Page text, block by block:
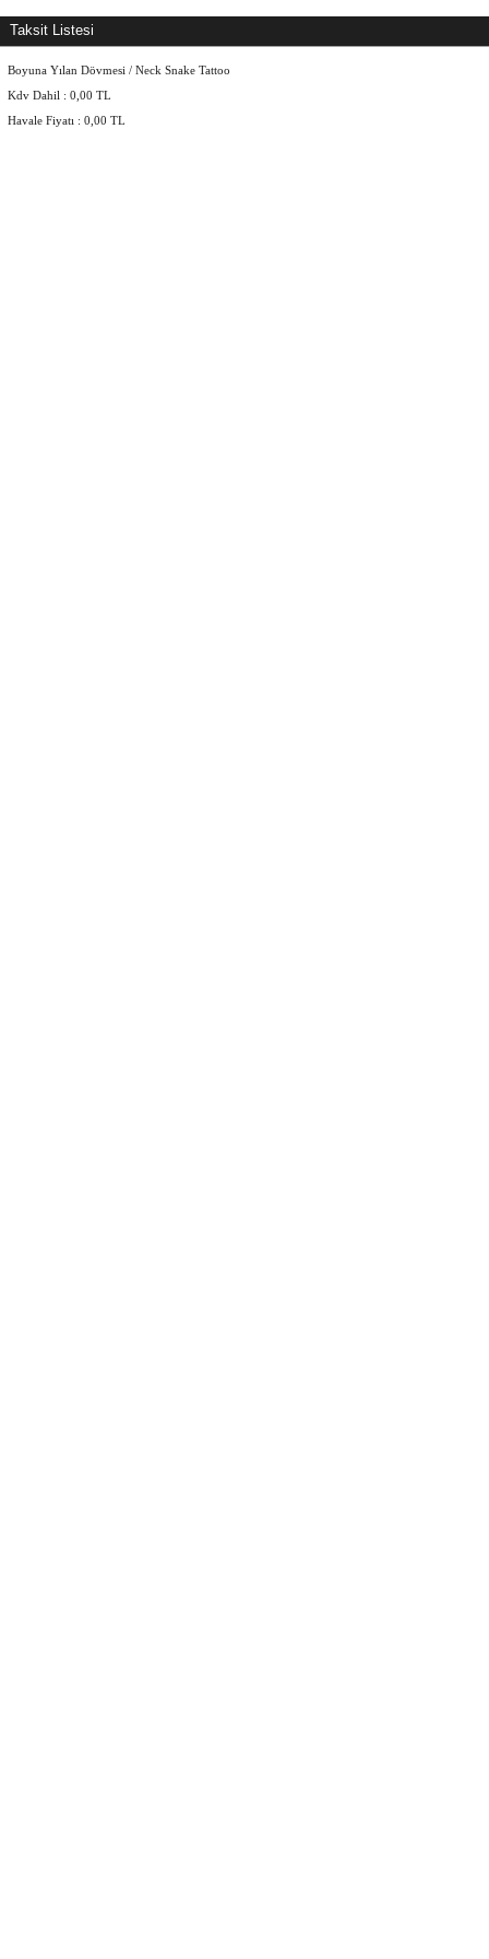
Taksit Listesi
Boyuna Yılan Dövmesi / Neck Snake Tattoo
Kdv Dahil : 0,00 TL
Havale Fiyatı : 0,00 TL